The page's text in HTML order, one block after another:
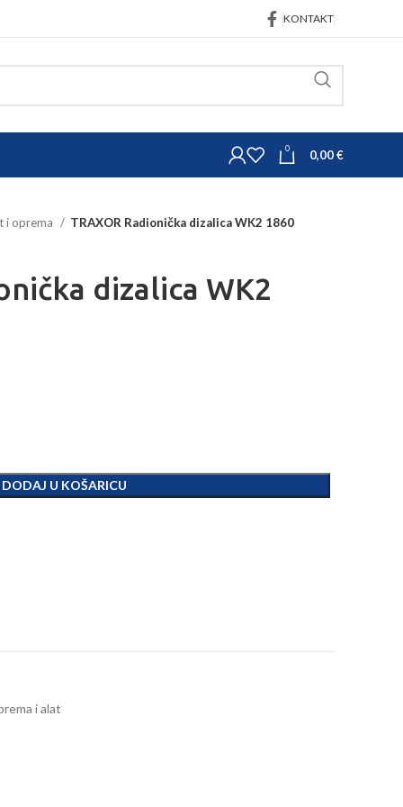
KONTAKT
0 0,00€
i oprema TRAXOR Radionička dizalica WK2 1860
dizalica WK2
DODAJ U KOŠARICU
i alat